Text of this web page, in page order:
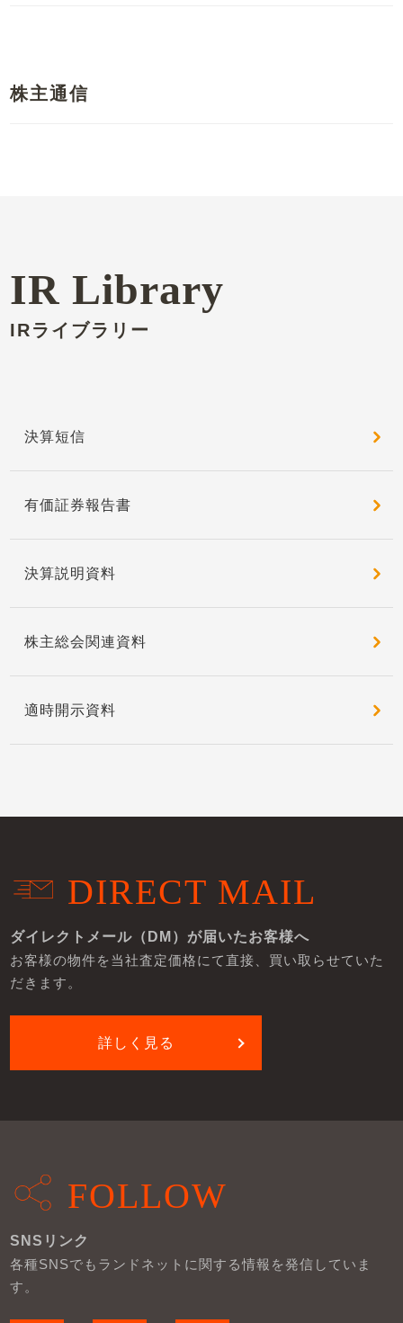
株主通信
IR Library
IRライブラリー
決算短信
有価証券報告書
決算説明資料
株主総会関連資料
適時開示資料
DIRECT MAIL
ダイレクトメール（DM）が届いたお客様へ
お客様の物件を当社査定価格にて直接、買い取らせていた
だきます。
詳しく見る
FOLLOW
SNSリンク
各種SNSでもランドネットに関する情報を発信していま
す。